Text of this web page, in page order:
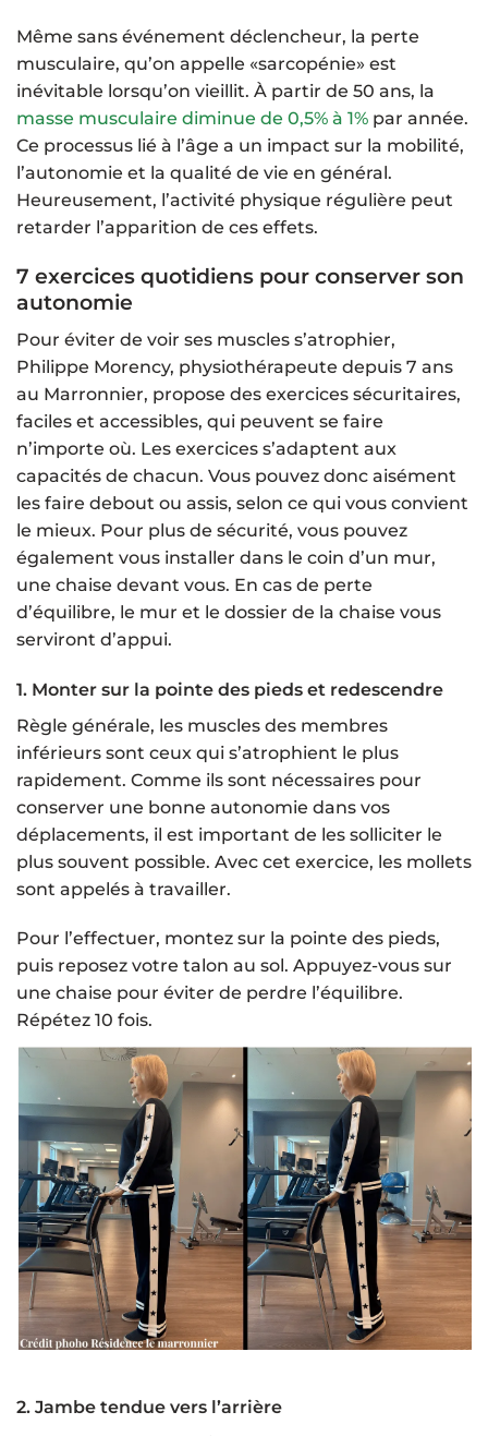
Même sans événement déclencheur, la perte
musculaire, qu’on appelle «sarcopénie» est
inévitable lorsqu’on vieillit. À partir de 50 ans, la
masse musculaire diminue de 0,5% à 1% par année.
Ce processus lié à l’âge a un impact sur la mobilité,
l’autonomie et la qualité de vie en général.
Heureusement, l’activité physique régulière peut
retarder l’apparition de ces effets.
7 exercices quotidiens pour conserver son
autonomie
Pour éviter de voir ses muscles s’atrophier,
Philippe Morency, physiothérapeute depuis 7 ans
au Marronnier, propose des exercices sécuritaires,
faciles et accessibles, qui peuvent se faire
n’importe où. Les exercices s’adaptent aux
capacités de chacun. Vous pouvez donc aisément
les faire debout ou assis, selon ce qui vous convient
le mieux. Pour plus de sécurité, vous pouvez
également vous installer dans le coin d’un mur,
une chaise devant vous. En cas de perte
d’équilibre, le mur et le dossier de la chaise vous
serviront d’appui.
1. Monter sur la pointe des pieds et redescendre
Règle générale, les muscles des membres
inférieurs sont ceux qui s’atrophient le plus
rapidement. Comme ils sont nécessaires pour
conserver une bonne autonomie dans vos
déplacements, il est important de les solliciter le
plus souvent possible. Avec cet exercice, les mollets
sont appelés à travailler.
Pour l’effectuer, montez sur la pointe des pieds,
puis reposez votre talon au sol. Appuyez-vous sur
une chaise pour éviter de perdre l’équilibre.
Répétez 10 fois.
2. Jambe tendue vers l’arrière